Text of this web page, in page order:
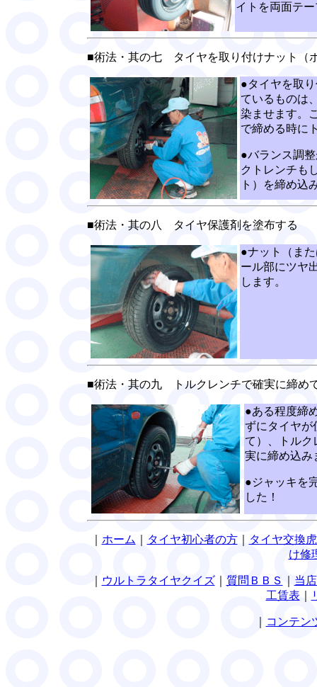
イトを両面テ
■術法・其の七 タイヤを取り付けナット（
●タイヤを取
ているものは
染ませます。
で締める時に
●バランス調
クトレンチも
ト）を締め込
■術法・其の八 タイヤ保護剤を塗布する
●ナット（ま
ール部にツヤ
します。
■術法・其の九 トルクレンチで確実に締め
●ある程度締
ずにタイヤが
て）、トルク
実に締め込み
●ジャッキを
した！
ホーム タイヤ初心者の方｜
タイヤ交換
け修
ウルトラタイヤクイズ｜ 質問ＢＢＳ
当
工賃表
コンテン